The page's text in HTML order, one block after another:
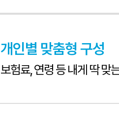
개인별 맞춤형 구성
보험료, 연령 등 내게 딱 맞